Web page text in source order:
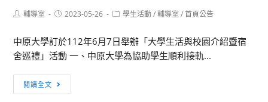
Post輔導室
Post2023-05-26
Post學生活動 / 輔導室 / 首頁公告
中原大學訂於112年6月7日舉辦「大學生活與校園介紹暨宿
舍巡禮」活動 一、中原大學為協助學生順利接軌...
閱讀全文
動